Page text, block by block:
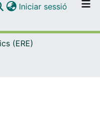
per tot el DD
publicar
Iniciar sessió (current)
(ERE)